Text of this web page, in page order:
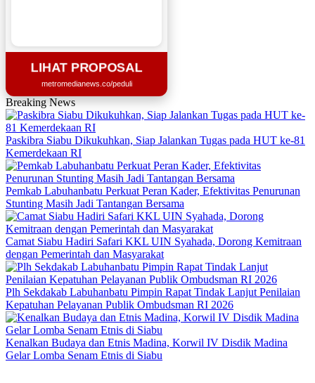
LIHAT PROPOSAL
metromedianews.co/peduli
Breaking News
Paskibra Siabu Dikukuhkan, Siap Jalankan Tugas pada HUT ke-81
Kemerdekaan RI
Pemkab Labuhanbatu Perkuat Peran Kader, Efektivitas Penurunan
Stunting Masih Jadi Tantangan Bersama
Camat Siabu Hadiri Safari KKL UIN Syahada, Dorong Kemitraan
dengan Pemerintah dan Masyarakat
Plh Sekdakab Labuhanbatu Pimpin Rapat Tindak Lanjut Penilaian
Kepatuhan Pelayanan Publik Ombudsman RI 2026
Kenalkan Budaya dan Etnis Madina, Korwil IV Disdik Madina
Gelar Lomba Senam Etnis di Siabu